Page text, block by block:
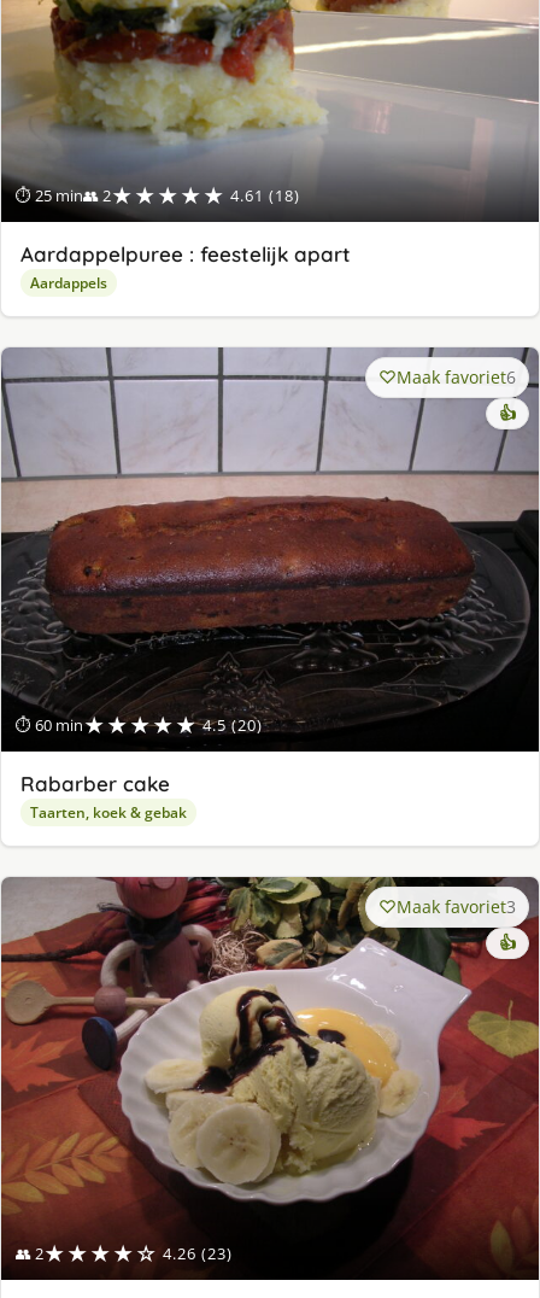
⏱ 25 min👥 2★★★★★ 4.61 (18)
Aardappelpuree : feestelijk apart
Aardappels
⏱ 60 min★★★★★ 4.5 (20)
Maak favoriet6
👍
Rabarber cake
Taarten, koek & gebak
👥 2★★★★☆ 4.26 (23)
Maak favoriet3
👍